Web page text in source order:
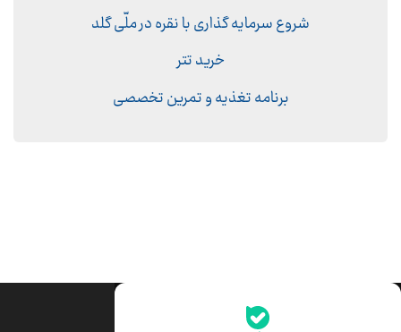
شروع سرمایه گذاری با نقره در ملّی گلد
خرید تتر
برنامه تغذیه و تمرین تخصصی
جدیدترین قیمت‌ها